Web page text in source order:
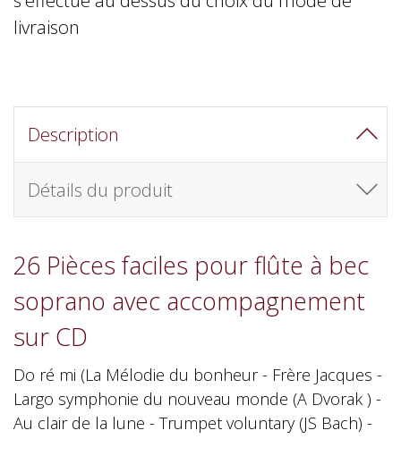
livraison
Description
Détails du produit
26 Pièces faciles pour flûte à bec
soprano avec accompagnement
sur CD
Do ré mi (La Mélodie du bonheur - Frère Jacques -
Largo symphonie du nouveau monde (A Dvorak ) -
Au clair de la lune - Trumpet voluntary (JS Bach) -